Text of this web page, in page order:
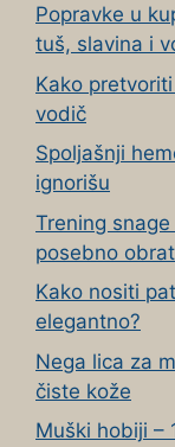
Popravke u
tuš, slavina i
Kako
vodič
Spoljašnji
ignorišu
Trening
posebno
Kako nositi
elegantno?
Nega lica za
čiste kože
Muški hobiji –